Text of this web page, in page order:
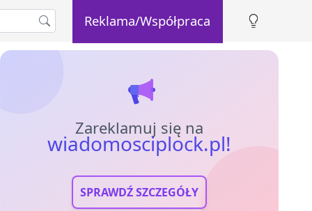
Reklama/Współpraca
Zareklamuj się na
wiadomosciplock.pl!
SPRAWDŹ SZCZEGÓŁY